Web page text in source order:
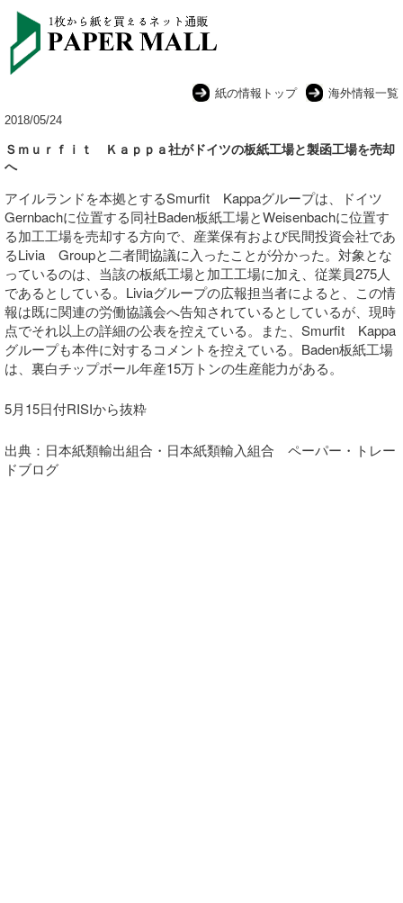
紙の情報トップ
海外情報一覧
2018/05/24
Ｓｍｕｒｆｉｔ Ｋａｐｐａ社がドイツの板紙工場と製函工場を売却
へ
アイルランドを本拠とするSmurfit Kappaグループは、ドイツ
Gernbachに位置する同社Baden板紙工場とWeisenbachに位置す
る加工工場を売却する方向で、産業保有および民間投資会社であ
るLivia Groupと二者間協議に入ったことが分かった。対象とな
っているのは、当該の板紙工場と加工工場に加え、従業員275人
であるとしている。Liviaグループの広報担当者によると、この情
報は既に関連の労働協議会へ告知されているとしているが、現時
点でそれ以上の詳細の公表を控えている。また、Smurfit Kappa
グループも本件に対するコメントを控えている。Baden板紙工場
は、裏白チップボール年産15万トンの生産能力がある。
5月15日付RISIから抜粋
出典：日本紙類輸出組合・日本紙類輸入組合 ペーパー・トレー
ドブログ